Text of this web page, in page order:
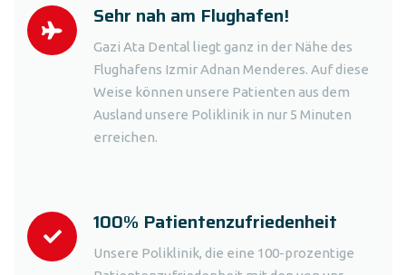
Sehr nah am Flughafen!
Gazi Ata Dental liegt ganz in der Nähe des
Flughafens Izmir Adnan Menderes. Auf diese
Weise können unsere Patienten aus dem
Ausland unsere Poliklinik in nur 5 Minuten
erreichen.
100% Patientenzufriedenheit
Unsere Poliklinik, die eine 100-prozentige